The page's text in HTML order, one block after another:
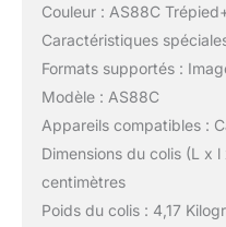
Couleur : AS88C
Caractéristiques
Formats supportés :
Modèle : AS88C
Appareils compatibles :
Dimensions du colis (L x
centimètres
Poids du colis : 4,17